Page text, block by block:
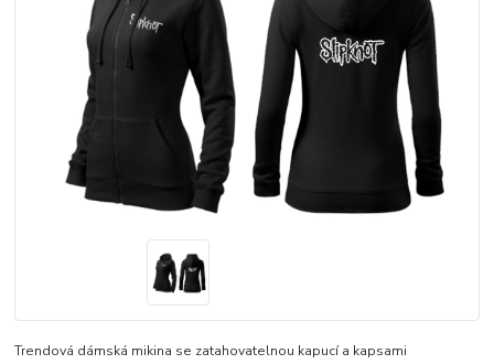
Trendová dámská mikina se zatahovatelnou kapucí a kapsami